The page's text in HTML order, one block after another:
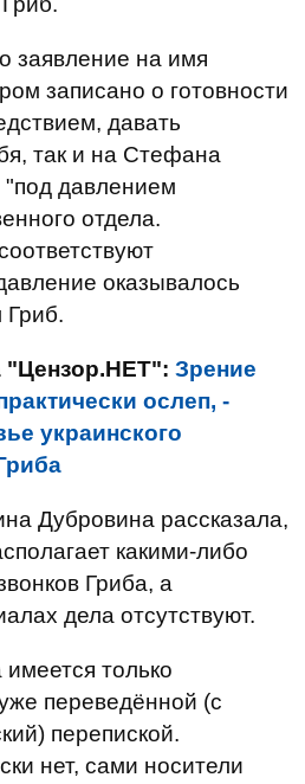
заявление на имя
записано о готовности
давать
так и на Стефана
давлением
отдела.
оказывалось
Гриб.
"Цензор.НЕТ": Зрение
ослеп, -
украинского
Дубровина рассказала,
какими-либо
Гриба, а
дела отсутствуют.
только
переведённой (с
перепиской.
нет, сами носители